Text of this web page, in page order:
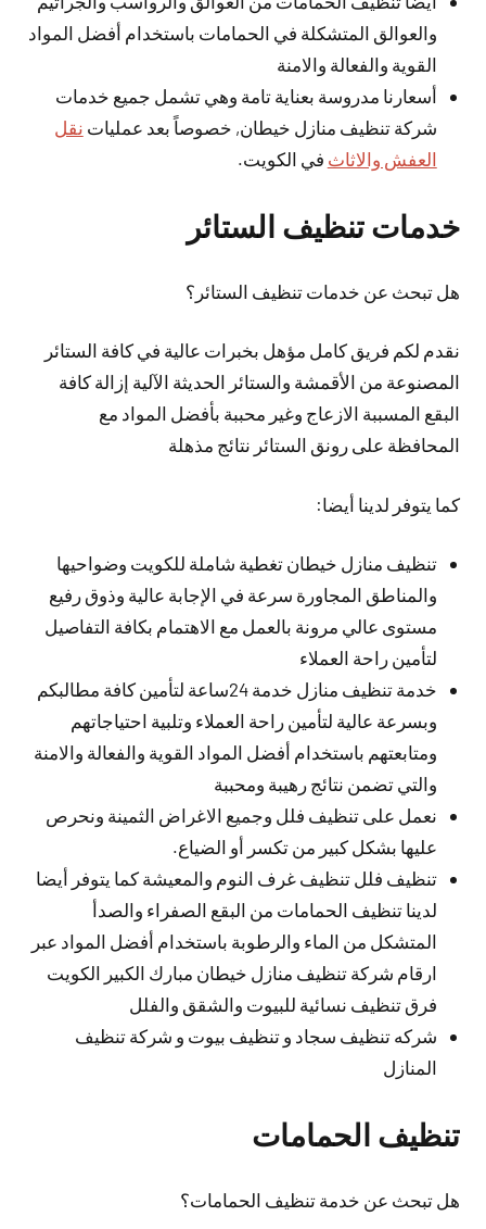
والعوالق المتشكلة في الحمامات باستخدام أفضل المواد
القوية والفعالة والامنة
أسعارنا مدروسة بعناية تامة وهي تشمل جميع خدمات
شركة تنظيف منازل خيطان, خصوصاً بعد عمليات نقل
العفش والاثاث في الكويت.
خدمات تنظيف الستائر
هل تبحث عن خدمات تنظيف الستائر؟
نقدم لكم فريق كامل مؤهل بخبرات عالية في كافة الستائر
المصنوعة من الأقمشة والستائر الحديثة الآلية إزالة كافة
البقع المسببة الازعاج وغير محببة بأفضل المواد مع
المحافظة على رونق الستائر نتائج مذهلة
كما يتوفر لدينا أيضا:
تنظيف منازل خيطان تغطية شاملة للكويت وضواحيها
والمناطق المجاورة سرعة في الإجابة عالية وذوق رفيع
مستوى عالي مرونة بالعمل مع الاهتمام بكافة التفاصيل
لتأمين راحة العملاء
خدمة تنظيف منازل خدمة 24ساعة لتأمين كافة مطالبكم
وبسرعة عالية لتأمين راحة العملاء وتلبية احتياجاتهم
ومتابعتهم باستخدام أفضل المواد القوية والفعالة والامنة
والتي تضمن نتائج رهيبة ومحببة
نعمل على تنظيف فلل وجميع الاغراض الثمينة ونحرص
عليها بشكل كبير من تكسر أو الضياع.
تنظيف فلل تنظيف غرف النوم والمعيشة كما يتوفر أيضا
لدينا تنظيف الحمامات من البقع الصفراء والصدأ
المتشكل من الماء والرطوبة باستخدام أفضل المواد عبر
ارقام شركة تنظيف منازل خيطان مبارك الكبير الكويت
فرق تنظيف نسائية للبيوت والشقق والفلل
شركه تنظيف سجاد و تنظيف بيوت و شركة تنظيف
المنازل
تنظيف الحمامات
هل تبحث عن خدمة تنظيف الحمامات؟